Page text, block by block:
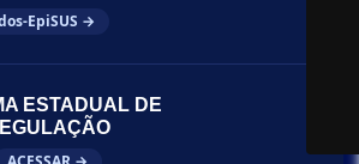
EpiSUS →
ESTADUAL DE